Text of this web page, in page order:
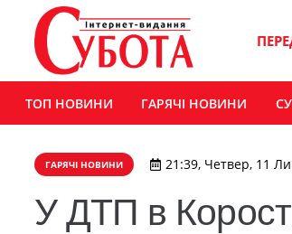
ТОП НОВИНИ ГАРЯЧІ НОВИНИ
ГАРЯЧІ НОВИНИ 21:39, Четвер, 11
У ДТП в